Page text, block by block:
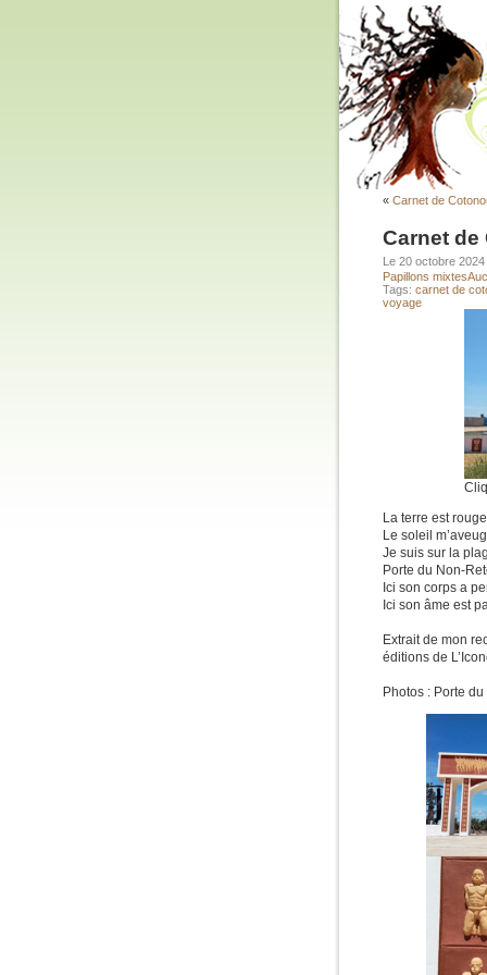
« Carnet de
Carnet de
Le 20 octobre 2024
Papillons mixtes
Tags: carnet de
voyage
La terre est rouge
Le soleil
Je suis sur la
Porte du Non-
Ici son corps a
Ici son âme est
Extrait de mon
éditions de
Photos : Porte